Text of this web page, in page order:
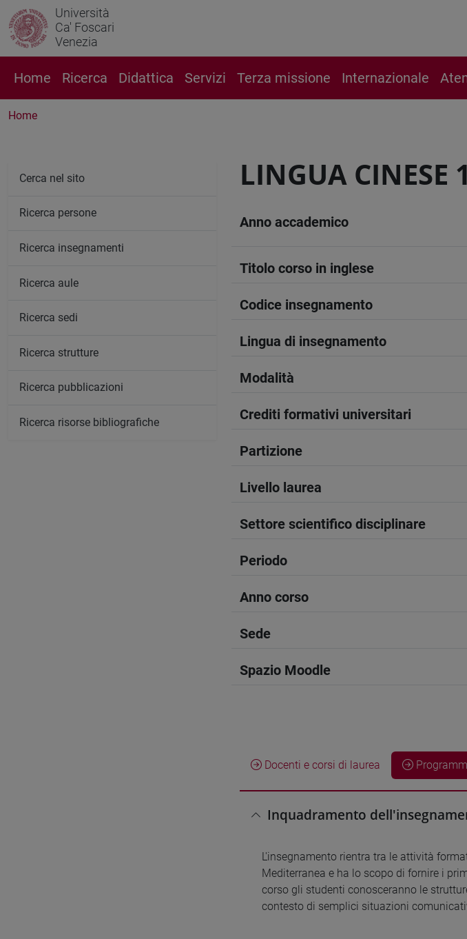
Università
Ca' Foscari
Venezia
Home Ricerca Didattica Servizi Terza missione Internazionale
Home
LINGUA CINESE
Anno accademico
Titolo corso in inglese
Codice insegnamento
Lingua di insegnamento
Modalità
Crediti formativi universitari
Partizione
Livello laurea
Settore scientifico disciplinare
Periodo
Anno corso
Sede
Spazio Moodle
Docenti e corsi di laurea
Inquadramento
L'insegnamento rientra tra le attività
Mediterranea e ha lo scopo di fornire i
corso gli studenti conosceranno le
contesto di semplici situazioni
Cerca nel sito
Ricerca persone
Ricerca insegnamenti
Ricerca aule
Ricerca sedi
Ricerca strutture
Ricerca pubblicazioni
Ricerca risorse bibliografiche